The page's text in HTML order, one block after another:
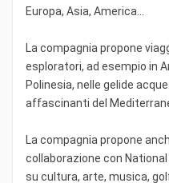
Europa, Asia, America...
La compagnia propone
esploratori, ad esempio in
Polinesia, nelle gelide
affascinanti del
La compagnia propone
collaborazione con
su cultura, arte, musica,